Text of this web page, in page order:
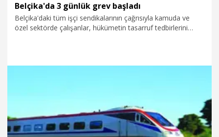
Belçika'da 3 günlük grev başladı
Belçika'daki tüm işçi sendikalarının çağrısıyla kamuda ve
özel sektörde çalışanlar, hükümetin tasarruf tedbirlerini